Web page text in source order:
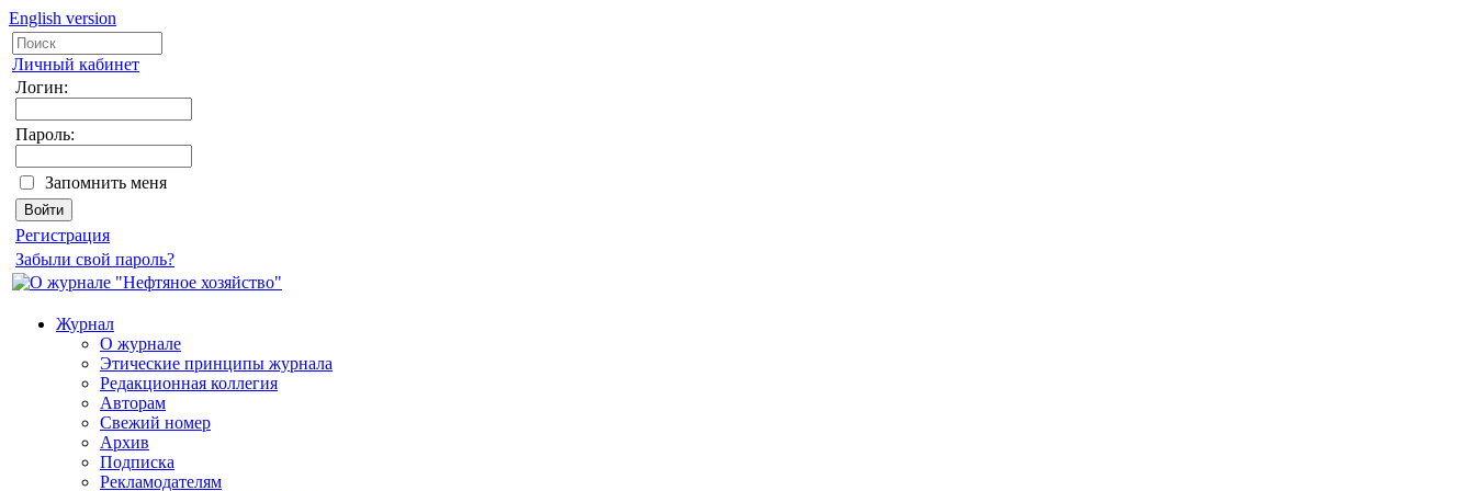
English version
Личный кабинет
Логин:
Пароль:
Запомнить меня
Регистрация
Забыли свой пароль?
Журнал
О журнале
Этические принципы журнала
Редакционная коллегия
Авторам
Свежий номер
Архив
Подписка
Рекламодателям